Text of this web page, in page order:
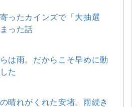
ったカインズで「大抽選
った話
は雨。だからこそ早めに動
た
晴れがくれた安堵。雨続き